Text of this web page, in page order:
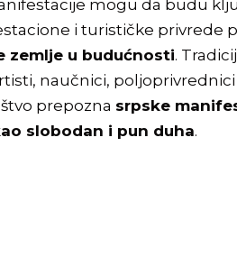
mogu da budu
i turističke privrede
zemlje u budućnosti.
naučnici,
prepozna srpske
slobodan i pun duha.